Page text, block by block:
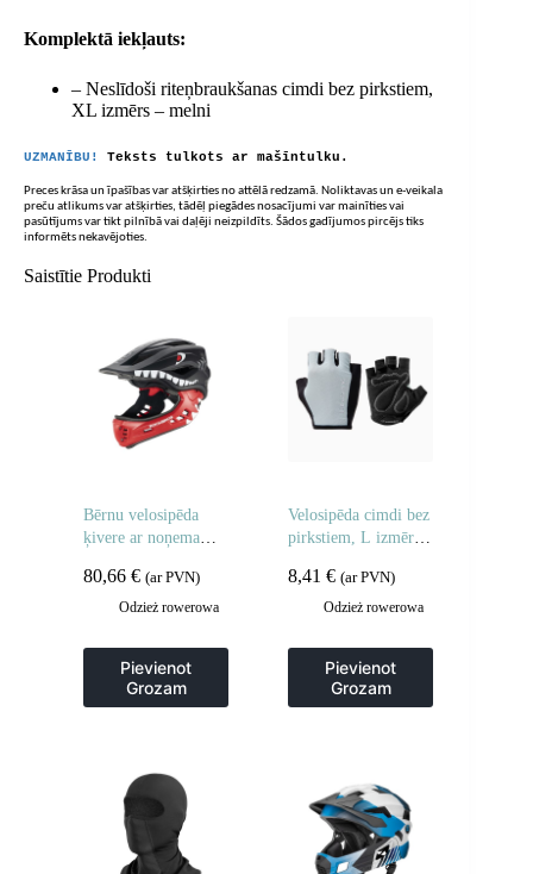
Komplektā iekļauts:
– Neslīdoši riteņbraukšanas cimdi bez pirkstiem,
XL izmērs – melni
UZMANĪBU! Teksts tulkots ar mašīntulku.
Preces krāsa un īpašības var atšķirties no attēlā redzamā. Noliktavas un e-veikala
preču atlikums var atšķirties, tādēļ piegādes nosacījumi var mainīties vai
pasūtījums var tikt pilnībā vai daļēji neizpildīts. Šādos gadījumos pircējs tiks
informēts nekavējoties.
Saistītie Produkti
Bērnu velosipēda
ķivere ar noņemamu
58 cm – melna
haizivs
80,66 € (ar PVN)
Odzież rowerowa
Pievienot
Grozam
Velosipēda cimdi bez
pirkstiem, L izmērs –
8,41€ (ar PVN)
Odzież rowerowa
Pievienot
Grozam